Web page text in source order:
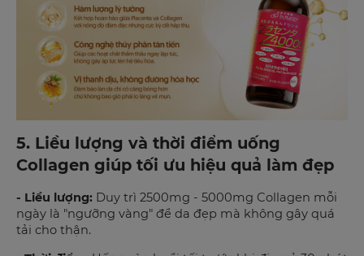
5. Liều lượng và thời điểm uống
Collagen giúp tối ưu hiệu quả làm đẹp
- Liều lượng: Duy trì 2500mg - 5000mg Collagen mỗi
ngày là "ngưỡng vàng" để da đẹp mà không gây quá
tải cho thận.